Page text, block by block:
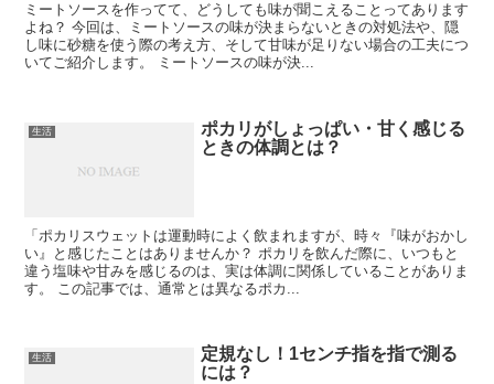
ミートソースを作ってて、どうしても味が聞こえることってあります
よね？ 今回は、ミートソースの味が決まらないときの対処法や、隠
し味に砂糖を使う際の考え方、そして甘味が足りない場合の工夫につ
いてご紹介します。 ミートソースの味が決...
生活
ポカリがしょっぱい・甘く感じる
ときの体調とは？
「ポカリスウェットは運動時によく飲まれますが、時々『味がおかし
い』と感じたことはありませんか？ ポカリを飲んだ際に、いつもと
違う塩味や甘みを感じるのは、実は体調に関係していることがありま
す。 この記事では、通常とは異なるポカ...
生活
定規なし！1センチ指を指で測る
には？